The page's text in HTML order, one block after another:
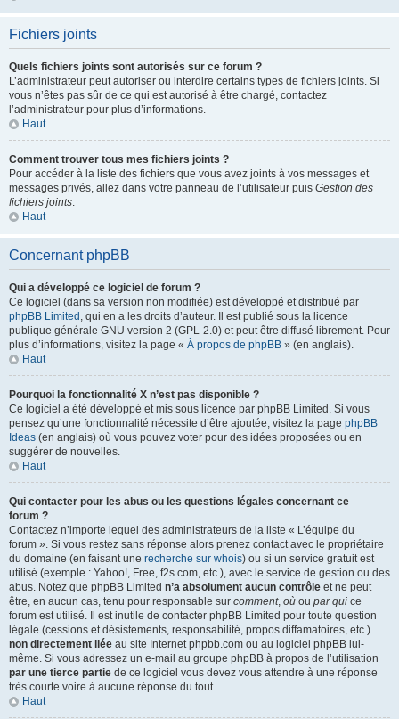
Fichiers joints
Quels fichiers joints sont autorisés sur ce forum ?
L’administrateur peut autoriser ou interdire certains types de fichiers joints. Si
vous n’êtes pas sûr de ce qui est autorisé à être chargé, contactez
l’administrateur pour plus d’informations.
Haut
Comment trouver tous mes fichiers joints ?
Pour accéder à la liste des fichiers que vous avez joints à vos messages et
messages privés, allez dans votre panneau de l’utilisateur puis Gestion des
fichiers joints.
Haut
Concernant phpBB
Qui a développé ce logiciel de forum ?
Ce logiciel (dans sa version non modifiée) est développé et distribué par
phpBB Limited , qui en a les droits d’auteur. Il est publié sous la licence
publique générale GNU version 2 (GPL-2.0) et peut être diffusé librement. Pour
plus d’informations, visitez la page « À propos de phpBB » (en anglais).
Haut
Pourquoi la fonctionnalité X n’est pas disponible ?
Ce logiciel a été développé et mis sous licence par phpBB Limited. Si vous
pensez qu’une fonctionnalité nécessite d’être ajoutée, visitez la page phpBB
Ideas (en anglais) où vous pouvez voter pour des idées proposées ou en
suggérer de nouvelles.
Haut
Qui contacter pour les abus ou les questions légales concernant ce
forum ?
Contactez n’importe lequel des administrateurs de la liste « L’équipe du
forum ». Si vous restez sans réponse alors prenez contact avec le propriétaire
du domaine (en faisant une recherche sur whois) ou si un service gratuit est
utilisé (exemple : Yahoo!, Free, f2s.com, etc.), avec le service de gestion ou des
abus. Notez que phpBB Limited n’a absolument aucun contrôle et ne peut
être, en aucun cas, tenu pour responsable sur comment, où ou par qui ce
forum est utilisé. Il est inutile de contacter phpBB Limited pour toute question
légale (cessions et désistements, responsabilité, propos diffamatoires, etc.)
non directement liée au site Internet phpbb.com ou au logiciel phpBB lui-
même. Si vous adressez un e-mail au groupe phpBB à propos de l’utilisation
par une tierce partie de ce logiciel vous devez vous attendre à une réponse
très courte voire à aucune réponse du tout.
Haut